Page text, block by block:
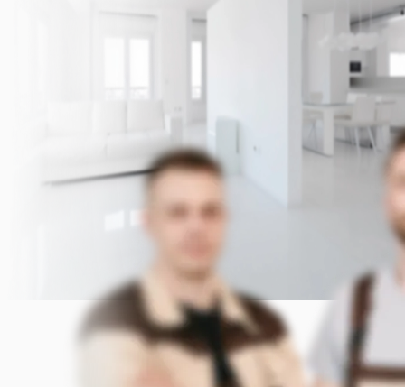
Опишите задачу
Прикрепить фото (до 5 шт.)
(Подсказка: фото помогут мастеру
точнее оценить задачу)